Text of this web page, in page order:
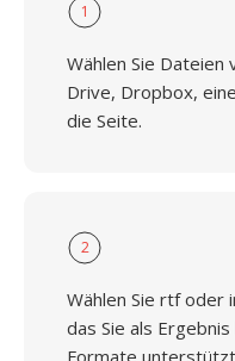
1
Wählen Sie Dateien
Drive, Dropbox,
die Seite.
2
Wählen Sie rtf oder
das Sie als
Formate